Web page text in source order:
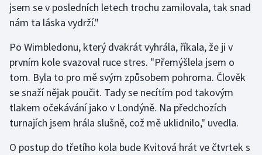
Ostatní
jsem se v posledních letech trochu zamilovala, tak snad
nám ta láska vydrží."
Po Wimbledonu, který dvakrát vyhrála, říkala, že ji v
prvním kole svazoval ruce stres. "Přemýšlela jsem o
tom. Byla to pro mě svým způsobem pohroma. Člověk
se snaží nějak poučit. Tady se necítím pod takovým
tlakem očekávání jako v Londýně. Na předchozích
turnajích jsem hrála slušně, což mě uklidnilo," uvedla.
O postup do třetího kola bude Kvitová hrát ve čtvrtek s